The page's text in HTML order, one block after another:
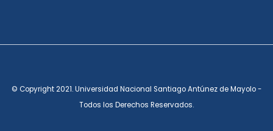
© Copyright 2021. Universidad Nacional Santiago Antúnez de Mayolo -
Todos los Derechos Reservados.